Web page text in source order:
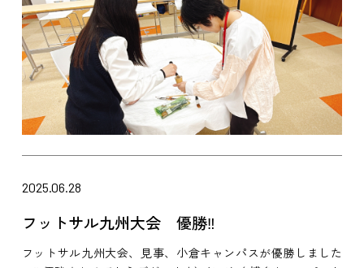
2025.06.28
フットサル九州大会 優勝‼
フットサル九州大会、見事、小倉キャンパスが優勝しました